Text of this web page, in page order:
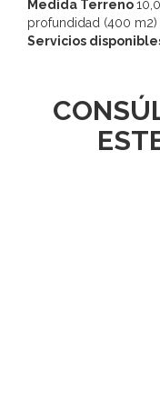
Medida Terreno
profundidad (400 m2)
Servicios